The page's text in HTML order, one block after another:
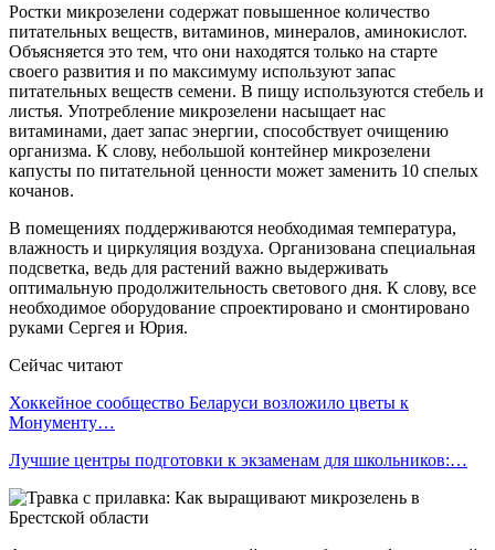
Ростки микрозелени содержат повышенное количество
питательных веществ, витаминов, минералов, аминокислот.
Объясняется это тем, что они находятся только на старте
своего развития и по максимуму используют запас
питательных веществ семени. В пищу используются стебель и
листья. Употребление микрозелени насыщает нас
витаминами, дает запас энергии, способствует очищению
организма. К слову, небольшой контейнер микрозелени
капусты по питательной ценности может заменить 10 спелых
кочанов.
В помещениях поддерживаются необходимая температура,
влажность и циркуляция воздуха. Организована специальная
подсветка, ведь для растений важно выдерживать
оптимальную продолжительность светового дня. К слову, все
необходимое оборудование спроектировано и смонтировано
руками Сергея и Юрия.
Сейчас читают
Хоккейное сообщество Беларуси возложило цветы к
Монументу…
Лучшие центры подготовки к экзаменам для школьников:…